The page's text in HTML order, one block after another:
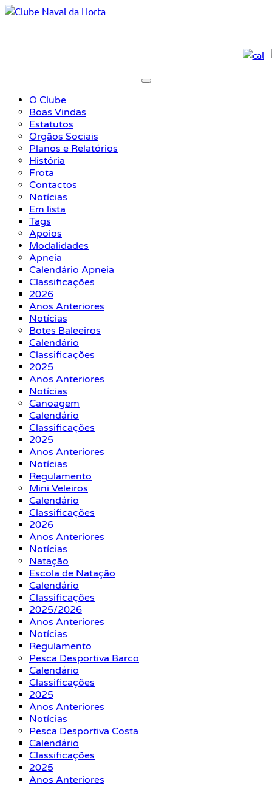
O Clube
Boas Vindas
Estatutos
Orgãos Sociais
Planos e Relatórios
História
Frota
Contactos
Notícias
Em lista
Tags
Apoios
Modalidades
Apneia
Calendário Apneia
Classificações
2026
Anos Anteriores
Notícias
Botes Baleeiros
Calendário
Classificações
2025
Anos Anteriores
Notícias
Canoagem
Calendário
Classificações
2025
Anos Anteriores
Notícias
Regulamento
Mini Veleiros
Calendário
Classificações
2026
Anos Anteriores
Notícias
Natação
Escola de Natação
Calendário
Classificações
2025/2026
Anos Anteriores
Notícias
Regulamento
Pesca Desportiva Barco
Calendário
Classificações
2025
Anos Anteriores
Notícias
Pesca Desportiva Costa
Calendário
Classificações
2025
Anos Anteriores